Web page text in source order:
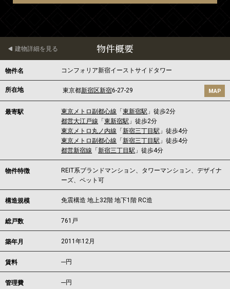
物件概要
建物詳細を見る
物件名 コンフォリア新宿イーストサイドタワー
所在地 東京都新宿区新宿6-27-29 MAP
最寄駅 東京メトロ副都心線 「東新宿駅 」徒歩2分
都営大江戸線 「東新宿駅 」徒歩2分
東京メトロ丸ノ内線 「新宿三丁目駅 」徒歩4分
東京メトロ副都心線 「新宿三丁目駅 」徒歩4分
都営新宿線 「新宿三丁目駅 」徒歩4分
物件特徴
REIT系ブランドマンション、タワーマンション、デザイナ
ーズ、ペット可
構造規模 免震構造 地上32階 地下1階 RC造
総戸数 761戸
築年月 2011年12月
賃料 ---円
管理費 ---円